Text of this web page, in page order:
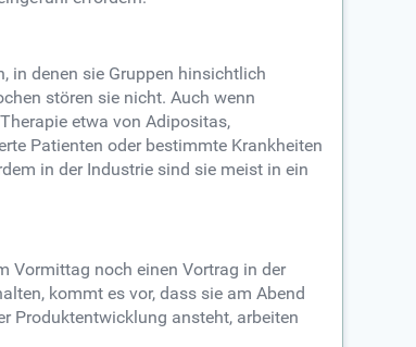
in denen sie Gruppen hinsichtlich
stören sie nicht. Auch wenn
etwa von Adipositas,
Patienten oder bestimmte Krankheiten
in der Industrie sind sie meist in ein
Vormittag noch einen Vortrag in der
kommt es vor, dass sie am Abend
Produktentwicklung ansteht, arbeiten